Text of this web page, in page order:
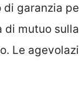
garanzia
mutuo
Le